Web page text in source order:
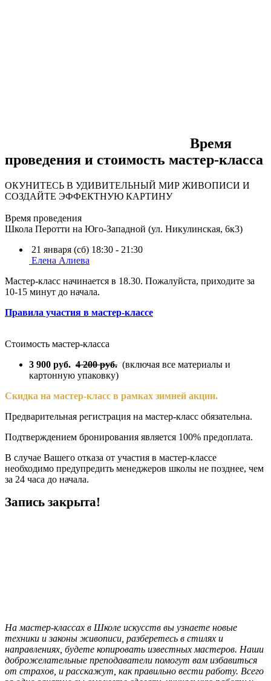
Время
проведения и стоимость мастер-класса
ОКУНИТЕСЬ В УДИВИТЕЛЬНЫЙ МИР ЖИВОПИСИ И
СОЗДАЙТЕ ЭФФЕКТНУЮ КАРТИНУ
Время проведения
Школа Перотти на Юго-Западной (ул. Никулинская, 6к3)
21 января (сб) 18:30 - 21:30
Елена Алиева
Мастер-класс начинается в 18.30. Пожалуйста, приходите за
10-15 минут до начала.
Правила участия в мастер-классе
Стоимость мастер-класса
3 900 руб. 4 200 руб. (включая все материалы и
картонную упаковку)
Скидка на мастер-класс в рамках зимней акции.
Предварительная регистрация на мастер-класс обязательна.
Подтверждением бронирования является 100% предоплата.
В случае Вашего отказа от участия в мастер-классе
необходимо предупредить менеджеров школы не позднее, чем
за 24 часа до начала.
Запись закрыта!
На мастер-классах в Школе искусств вы узнаете новые
техники и законы живописи, разберетесь в стилях и
направлениях, будете копировать известных мастеров. Наши
доброжелательные преподаватели помогут вам избавиться
от страхов, и расскажут, как правильно вести работу. Всего